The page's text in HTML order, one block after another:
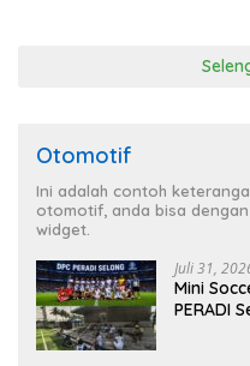
Otomotif
Ini adalah contoh
otomotif, anda bisa
widget.
Juli 31,
Mini
PERADI